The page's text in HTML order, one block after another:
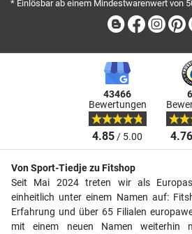
* Einlösbar ab einem Mindestwarenwert von
Blog
43466
Bewertungen
4.85/ 5.00 4.76
Von Sport-Tiedje zu Fitshop
Seit Mai 2024 treten wir als
einheitlich unter einem Namen auf:
Erfahrung und über 65 Filialen
mit einem neuen Namen weiterhin